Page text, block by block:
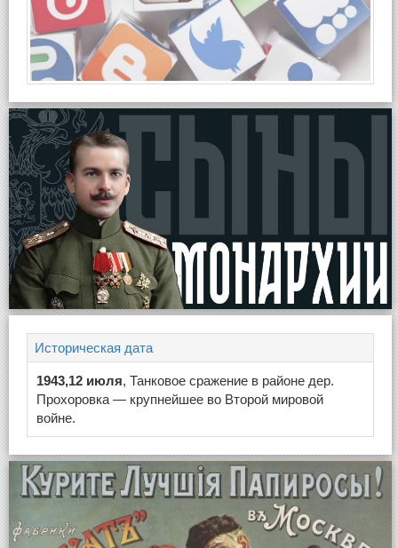
Историческая дата
1943,12 июля, Танковое сражение в районе дер.
Прохоровка — крупнейшее во Второй мировой
войне.